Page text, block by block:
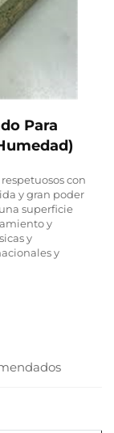
Para
con
y gran poder
superficie
y
y
y